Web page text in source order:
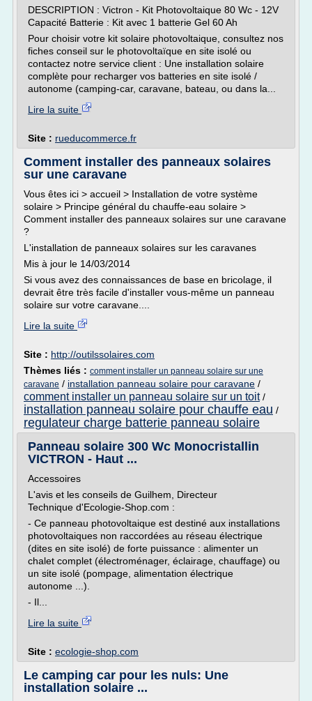
DESCRIPTION : Victron - Kit Photovoltaique 80 Wc - 12V
Capacité Batterie : Kit avec 1 batterie Gel 60 Ah
Pour choisir votre kit solaire photovoltaique, consultez nos
fiches conseil sur le photovoltaïque en site isolé ou
contactez notre service client : Une installation solaire
complète pour recharger vos batteries en site isolé /
autonome (camping-car, caravane, bateau, ou dans la...
Lire la suite
Site : rueducommerce.fr
Comment installer des panneaux solaires
sur une caravane
Vous êtes ici > accueil > Installation de votre système
solaire > Principe général du chauffe-eau solaire >
Comment installer des panneaux solaires sur une caravane
?
L'installation de panneaux solaires sur les caravanes
Mis à jour le 14/03/2014
Si vous avez des connaissances de base en bricolage, il
devrait être très facile d'installer vous-même un panneau
solaire sur votre caravane....
Lire la suite
Site : http://outilssolaires.com
Thèmes liés : comment installer un panneau solaire sur une
caravane / installation panneau solaire pour caravane /
comment installer un panneau solaire sur un toit/
installation panneau solaire pour chauffe eau /
regulateur charge batterie panneau solaire
Panneau solaire 300 Wc Monocristallin
VICTRON - Haut ...
Accessoires
L'avis et les conseils de Guilhem, Directeur
Technique d'Ecologie-Shop.com :
- Ce panneau photovoltaique est destiné aux installations
photovoltaiques non raccordées au réseau électrique
(dites en site isolé) de forte puissance : alimenter un
chalet complet (électroménager, éclairage, chauffage) ou
un site isolé (pompage, alimentation électrique
autonome ...).
- Il...
Lire la suite
Site : ecologie-shop.com
Le camping car pour les nuls: Une
installation solaire ...